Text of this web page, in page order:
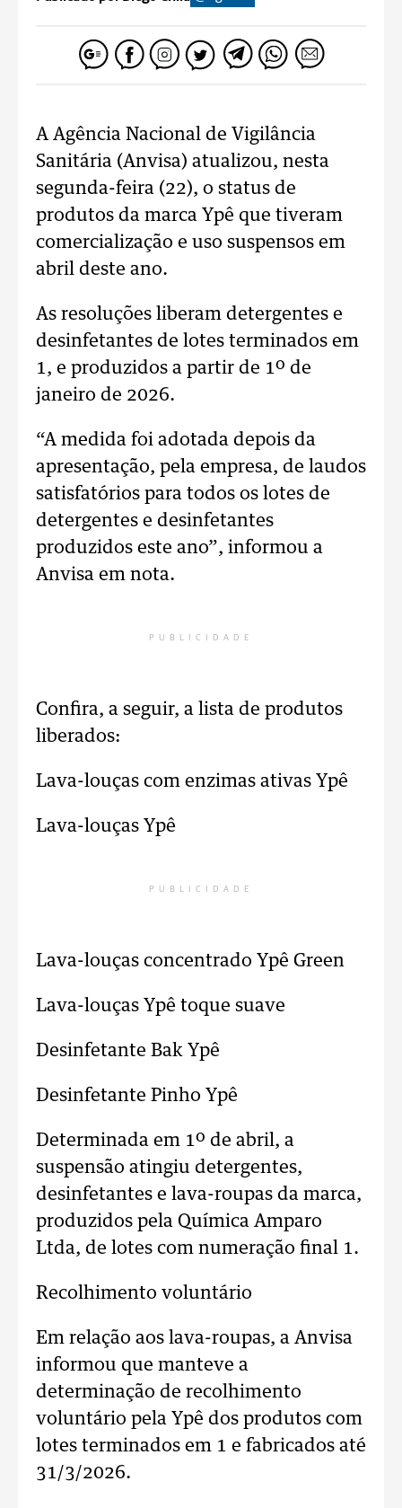
A Agência Nacional de Vigilância
Sanitária (Anvisa) atualizou, nesta
segunda-feira (22), o status de
produtos da marca Ypê que tiveram
comercialização e uso suspensos em
abril deste ano.
As resoluções liberam detergentes e
desinfetantes de lotes terminados em
1, e produzidos a partir de 1º de
janeiro de 2026.
“A medida foi adotada depois da
apresentação, pela empresa, de laudos
satisfatórios para todos os lotes de
detergentes e desinfetantes
produzidos este ano”, informou a
Anvisa em nota.
PUBLICIDADE
Confira, a seguir, a lista de produtos
liberados:
Lava-louças com enzimas ativas Ypê
Lava-louças Ypê
PUBLICIDADE
Lava-louças concentrado Ypê Green
Lava-louças Ypê toque suave
Desinfetante Bak Ypê
Desinfetante Pinho Ypê
Determinada em 1º de abril, a
suspensão atingiu detergentes,
desinfetantes e lava-roupas da marca,
produzidos pela Química Amparo
Ltda, de lotes com numeração final 1.
Recolhimento voluntário
Em relação aos lava-roupas, a Anvisa
informou que manteve a
determinação de recolhimento
voluntário pela Ypê dos produtos com
lotes terminados em 1 e fabricados até
31/3/2026.